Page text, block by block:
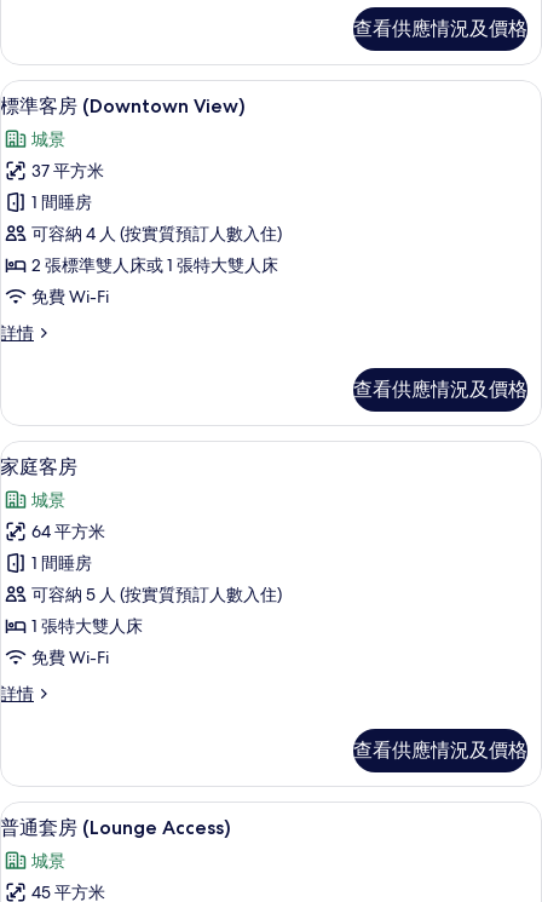
片
詳
情
查看供應情況及價格
載
入
所
有
標
準
客
房
(Downtown
相
片
標準客房 (Downtown View) | 高級寢
10
標準客房 (Downtown View)
城景
37 平方米
1 間睡房
可容納 4 人 (按實質預訂人數入住)
2 張標準雙人床或 1 張特大雙人床
免費 Wi-Fi
詳情
標
(Downtown
View)
詳
情
查看供應情況及價格
載
入
所
有
家
庭
客
房
的
片
家庭客房 | 高級寢具、特厚豪華床墊
10
家庭客房
城景
64 平方米
1 間睡房
可容納 5 人 (按實質預訂人數入住)
1 張特大雙人床
免費 Wi-Fi
詳情
家
詳
情
查看供應情況及價格
載
入
所
普通套房 (Lounge Access) | 高級寢具
8
普通套房 (Lounge Access)
城景
45 平方米